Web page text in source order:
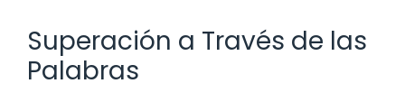
Superación a Través de las
Palabras